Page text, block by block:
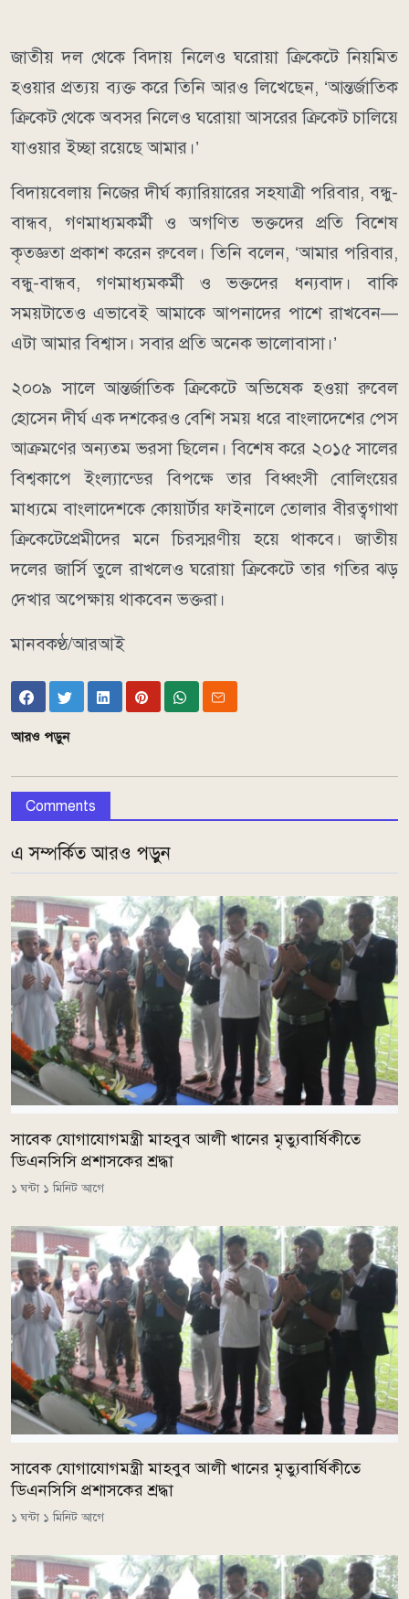
জাতীয় দল থেকে বিদায় নিলেও ঘরোয়া ক্রিকেটে নিয়মিত
হওয়ার প্রত্যয় ব্যক্ত করে তিনি আরও লিখেছেন, ‘আন্তর্জাতিক
ক্রিকেট থেকে অবসর নিলেও ঘরোয়া আসরের ক্রিকেট চালিয়ে
যাওয়ার ইচ্ছা রয়েছে আমার।’
বিদায়বেলায় নিজের দীর্ঘ ক্যারিয়ারের সহযাত্রী পরিবার, বন্ধু-
বান্ধব, গণমাধ্যমকর্মী ও অগণিত ভক্তদের প্রতি বিশেষ
কৃতজ্ঞতা প্রকাশ করেন রুবেল। তিনি বলেন, ‘আমার পরিবার,
বন্ধু-বান্ধব, গণমাধ্যমকর্মী ও ভক্তদের ধন্যবাদ। বাকি
সময়টাতেও এভাবেই আমাকে আপনাদের পাশে রাখবেন—
এটা আমার বিশ্বাস। সবার প্রতি অনেক ভালোবাসা।’
২০০৯ সালে আন্তর্জাতিক ক্রিকেটে অভিষেক হওয়া রুবেল
হোসেন দীর্ঘ এক দশকেরও বেশি সময় ধরে বাংলাদেশের পেস
আক্রমণের অন্যতম ভরসা ছিলেন। বিশেষ করে ২০১৫ সালের
বিশ্বকাপে ইংল্যান্ডের বিপক্ষে তার বিধ্বংসী বোলিংয়ের
মাধ্যমে বাংলাদেশকে কোয়ার্টার ফাইনালে তোলার বীরত্বগাথা
ক্রিকেটেপ্রেমীদের মনে চিরস্মরণীয় হয়ে থাকবে। জাতীয়
দলের জার্সি তুলে রাখলেও ঘরোয়া ক্রিকেটে তার গতির ঝড়
দেখার অপেক্ষায় থাকবেন ভক্তরা।
মানবকণ্ঠ/আরআই
আরও পড়ুন
Comments
এ সম্পর্কিত আরও পড়ুন
সাবেক যোগাযোগমন্ত্রী মাহবুব আলী খানের মৃত্যুবার্ষিকীতে
ডিএনসিসি প্রশাসকের শ্রদ্ধা
১ ঘন্টা ১ মিনিট আগে
সাবেক যোগাযোগমন্ত্রী মাহবুব আলী খানের মৃত্যুবার্ষিকীতে
ডিএনসিসি প্রশাসকের শ্রদ্ধা
১ ঘন্টা ১ মিনিট আগে